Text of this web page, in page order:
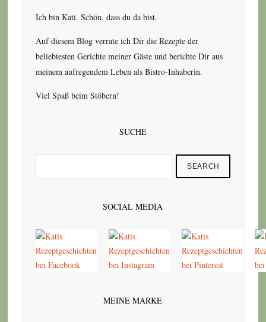
Ich bin Kati. Schön, dass du da bist.
Auf diesem Blog verrate ich Dir die Rezepte der
beliebtesten Gerichte meiner Gäste und berichte Dir aus
meinem aufregendem Leben als Bistro-Inhaberin.
Viel Spaß beim Stöbern!
SUCHE
SEARCH
SOCIAL MEDIA
MEINE MARKE